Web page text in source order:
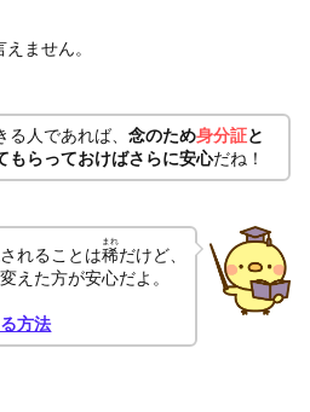
ません。
人であれば、 念のため身分証と
もらっておけばさらに安心だね！
れることは稀
まれ
だけど、
えた方が安心だよ。
方法